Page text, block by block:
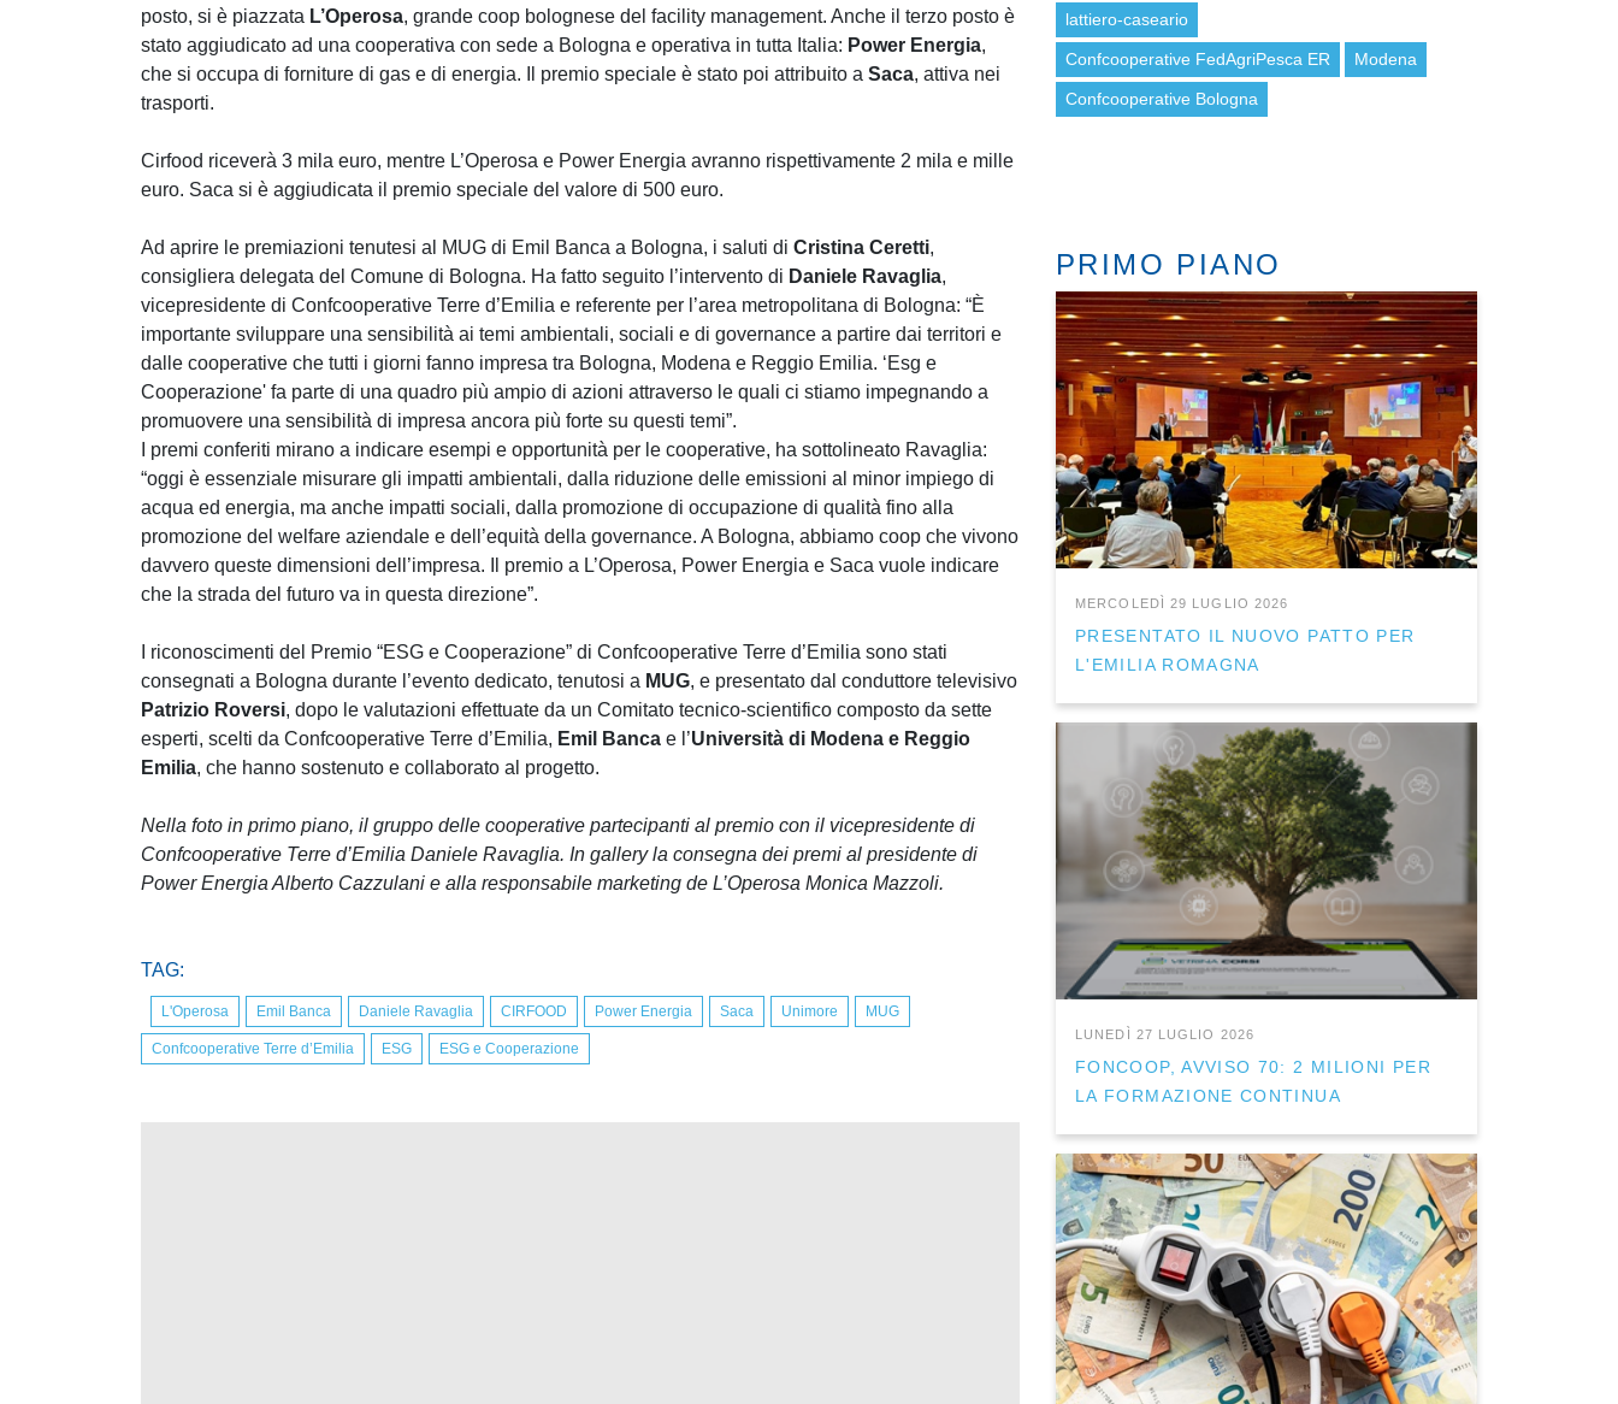
posto, si è piazzata L’Operosa, grande coop bolognese del facility management. Anche il terzo posto è
stato aggiudicato ad una cooperativa con sede a Bologna e operativa in tutta Italia: Power Energia,
che si occupa di forniture di gas e di energia. Il premio speciale è stato poi attribuito a Saca, attiva nei
trasporti.
Cirfood riceverà 3 mila euro, mentre L’Operosa e Power Energia avranno rispettivamente 2 mila e mille
euro. Saca si è aggiudicata il premio speciale del valore di 500 euro.
Ad aprire le premiazioni tenutesi al MUG di Emil Banca a Bologna, i saluti di Cristina Ceretti,
consigliera delegata del Comune di Bologna. Ha fatto seguito l’intervento di Daniele Ravaglia,
vicepresidente di Confcooperative Terre d’Emilia e referente per l’area metropolitana di Bologna: “È
importante sviluppare una sensibilità ai temi ambientali, sociali e di governance a partire dai territori e
dalle cooperative che tutti i giorni fanno impresa tra Bologna, Modena e Reggio Emilia. ‘Esg e
Cooperazione' fa parte di una quadro più ampio di azioni attraverso le quali ci stiamo impegnando a
promuovere una sensibilità di impresa ancora più forte su questi temi”.
I premi conferiti mirano a indicare esempi e opportunità per le cooperative, ha sottolineato Ravaglia:
“oggi è essenziale misurare gli impatti ambientali, dalla riduzione delle emissioni al minor impiego di
acqua ed energia, ma anche impatti sociali, dalla promozione di occupazione di qualità fino alla
promozione del welfare aziendale e dell’equità della governance. A Bologna, abbiamo coop che vivono
davvero queste dimensioni dell’impresa. Il premio a L’Operosa, Power Energia e Saca vuole indicare
che la strada del futuro va in questa direzione”.
I riconoscimenti del Premio “ESG e Cooperazione” di Confcooperative Terre d’Emilia sono stati
consegnati a Bologna durante l’evento dedicato, tenutosi a MUG, e presentato dal conduttore televisivo
Patrizio Roversi, dopo le valutazioni effettuate da un Comitato tecnico-scientifico composto da sette
esperti, scelti da Confcooperative Terre d’Emilia, Emil Banca e l’Università di Modena e Reggio
Emilia, che hanno sostenuto e collaborato al progetto.
Nella foto in primo piano, il gruppo delle cooperative partecipanti al premio con il vicepresidente di
Confcooperative Terre d’Emilia Daniele Ravaglia. In gallery la consegna dei premi al presidente di
Power Energia Alberto Cazzulani e alla responsabile marketing de L’Operosa Monica Mazzoli.
TAG:
L'Operosa Emil Banca Daniele Ravaglia CIRFOOD Power Energia Saca Unimore MUG
Confcooperative Terre d’Emilia ESG ESG e Cooperazione
lattiero-caseario
Confcooperative FedAgriPesca ER Modena
Confcooperative Bologna
PRIMO PIANO
MERCOLEDÌ 29 LUGLIO 2026
PRESENTATO IL NUOVO PATTO PER
L'EMILIA ROMAGNA
LUNEDÌ 27 LUGLIO 2026
FONCOOP, AVVISO 70: 2 MILIONI PER
LA FORMAZIONE CONTINUA